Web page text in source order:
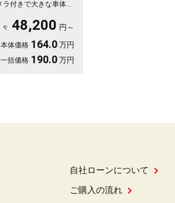
付きで大きな車体の
積み下ろしも楽々。
出へ。使い方は自由
さい《1年保証付》🚗
48,200 円～
体価格 164.0 万円
括価格 190.0 万円
自社ローンについて
ご購入の流れ